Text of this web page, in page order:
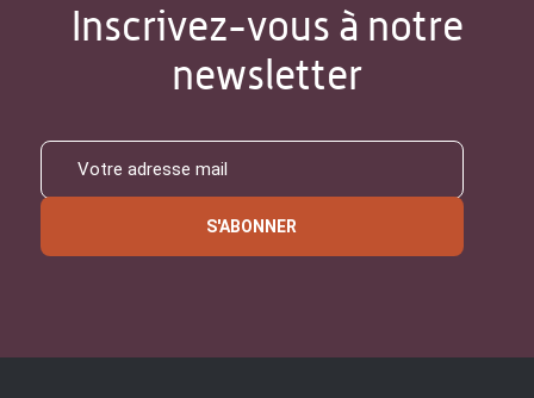
Inscrivez-vous à notre
newsletter
S'ABONNER